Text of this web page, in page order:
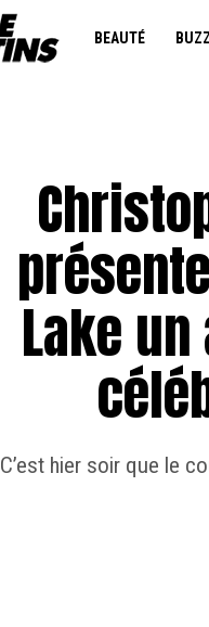
BEAUTÉ BUZZ
Lake
C’est hier soir que le